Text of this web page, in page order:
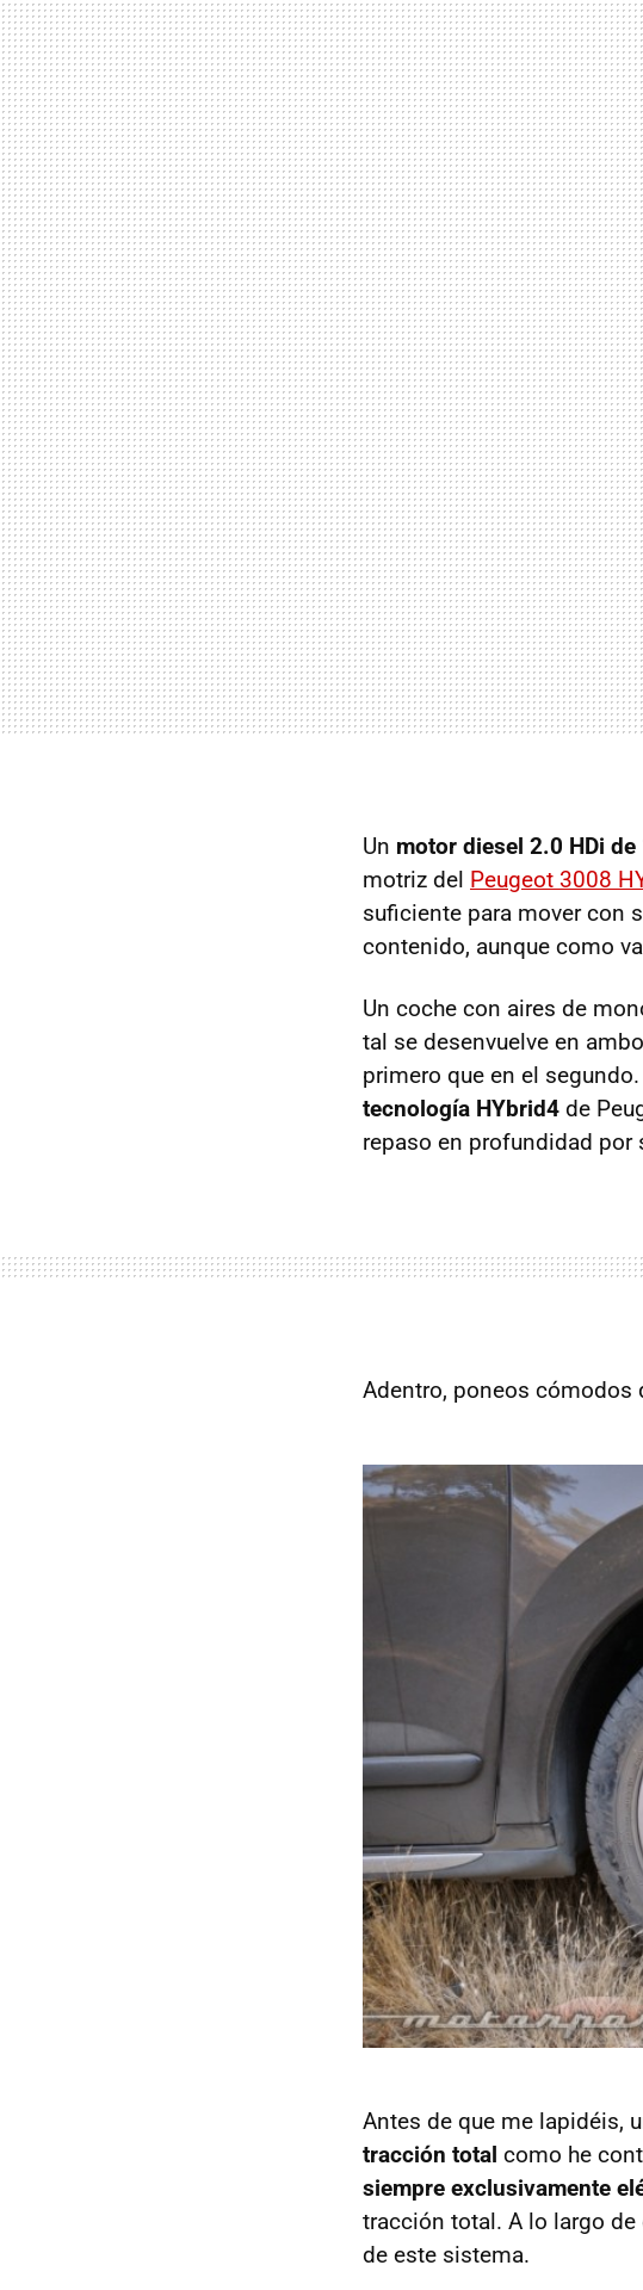
Un motor diesel 2.0 HDi de
motriz del Peugeot 3008
suficiente para mover con
contenido, aunque como
Un coche con aires de
tal se desenvuelve en
primero que en el
tecnología HYbrid4 de
repaso en profundidad por
Adentro, poneos cómodos
Antes de que me lapidéis,
tracción total como he
siempre exclusivamente
tracción total. A lo largo
de este sistema.